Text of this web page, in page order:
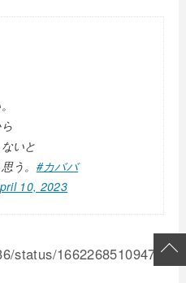
いと
う。 #カババ
10, 2023
status/16622685109476